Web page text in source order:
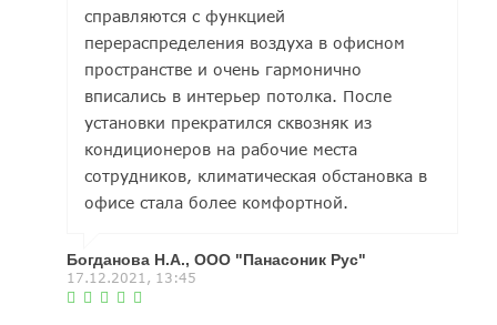
справляются с функцией
перераспределения воздуха в офисном
пространстве и очень гармонично
вписались в интерьер потолка. После
установки прекратился сквозняк из
кондиционеров на рабочие места
сотрудников, климатическая обстановка в
офисе стала более комфортной.
Богданова Н.А., ООО "Панасоник Рус"
17.12.2021, 13:45